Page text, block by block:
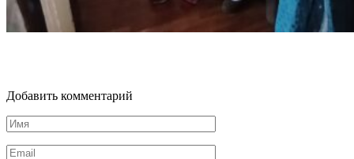
Добавить комментарий
Имя
Email